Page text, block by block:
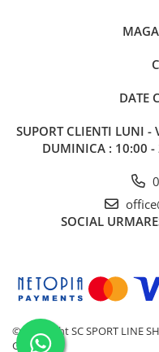
DATE
SUPORT CLIENTI LUNI -
DUMINICA : 10:00
SOCIAL
©Copyright SC SPORT LINE
Gomag